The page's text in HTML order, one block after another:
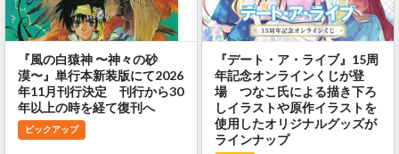
『風の白猿神 〜神々の砂
漠〜』単行本新装版にて2026
年11月刊行決定 刊行から30
年以上の時を経て復刊へ
ピックアップ
『デート・ア・ライブ』15周
年記念オンラインくじが登
場 つなこ氏による描き下ろ
しイラストや原作イラストを
使用したオリジナルグッズが
ラインナップ